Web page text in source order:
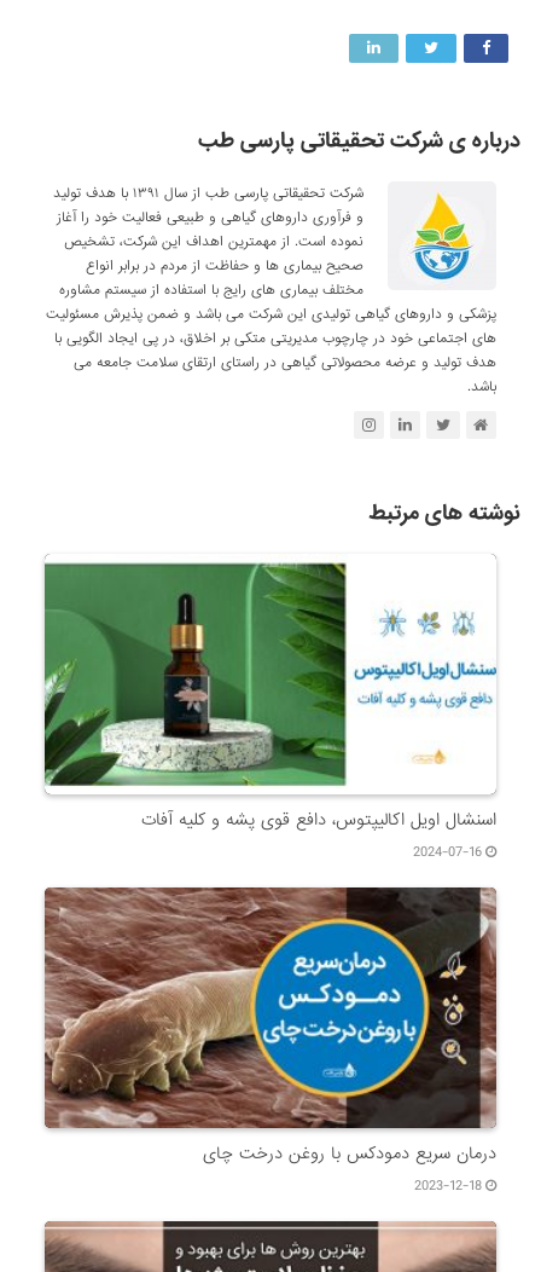
درباره ی شرکت تحقیقاتی پارسی طب
شرکت تحقیقاتی پارسی طب از سال ۱۳۹۱ با هدف تولید
و فرآوری داروهای گیاهی و طبیعی فعالیت خود را آغاز
نموده است. از مهمترین اهداف این شرکت، تشخیص
صحیح بیماری ها و حفاظت از مردم در برابر انواع
مختلف بیماری های رایج با استفاده از سیستم مشاوره
پزشکی و داروهای گیاهی تولیدی این شرکت می باشد و ضمن پذیرش مسئولیت
های اجتماعی خود در چارچوب مدیریتی متکی بر اخلاق، در پی ایجاد الگویی با
هدف تولید و عرضه محصولاتی گیاهی در راستای ارتقای سلامت جامعه می
باشد.
نوشته های مرتبط
اسنشال اویل اکالیپتوس، دافع قوی پشه و کلیه آفات
2024-07-16
درمان سریع دمودکس با روغن درخت چای
2023-12-18